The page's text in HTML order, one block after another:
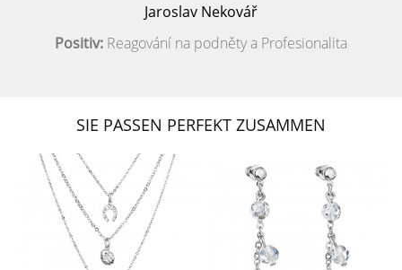
Jaroslav Nekovář
Positiv: Reagování na podněty a Profesionalita
SIE PASSEN PERFEKT ZUSAMMEN